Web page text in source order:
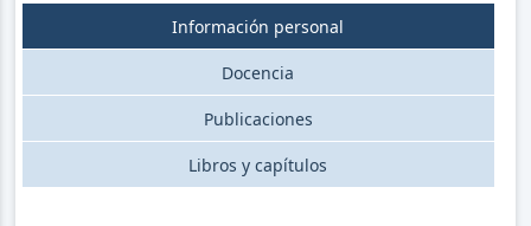
Información personal
Docencia
Publicaciones
Libros y capítulos